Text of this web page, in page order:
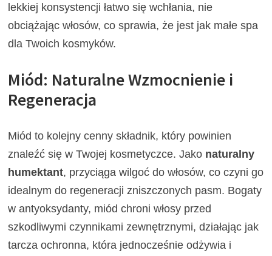
lekkiej konsystencji łatwo się wchłania, nie
obciążając włosów, co sprawia, że jest jak małe spa
dla Twoich kosmyków.
Miód: Naturalne Wzmocnienie i
Regeneracja
Miód to kolejny cenny składnik, który powinien
znaleźć się w Twojej kosmetyczce. Jako naturalny
humektant, przyciąga wilgoć do włosów, co czyni go
idealnym do regeneracji zniszczonych pasm. Bogaty
w antyoksydanty, miód chroni włosy przed
szkodliwymi czynnikami zewnętrznymi, działając jak
tarcza ochronna, która jednocześnie odżywia i